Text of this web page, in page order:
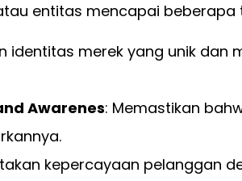
entitas mencapai beberapa
identitas merek yang unik dan
Awarenes: Memastikan
kepercayaan pelanggan